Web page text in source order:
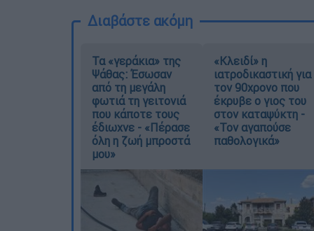
Διαβάστε ακόμη
Τα «γεράκια» της
Ψάθας: Έσωσαν
από τη μεγάλη
φωτιά τη γειτονιά
που κάποτε τους
έδιωχνε - «Πέρασε
όλη η ζωή μπροστά
μου»
«Κλειδί» η
ιατροδικαστική για
τον 90χρονο που
έκρυβε ο γιος του
στον καταψύκτη -
«Τον αγαπούσε
παθολογικά»